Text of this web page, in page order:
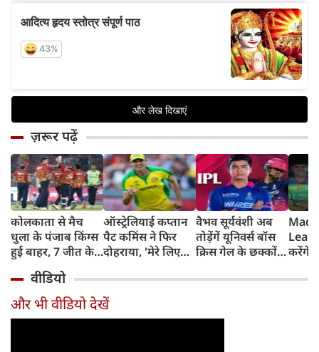
ज़रूर पढ़ें
कोलकाता से मैच
धुला के पंजाब किंग्स
हुई बाहर, 7 जीत के
ऑस्ट्रेलियाई कप्तान
पैट कमिंस ने फिर
दोहराया, 'मेरे लिए
वैभव सूर्यवंशी अब
तोड़ेंगें यूनिवर्स बॉस
क्रिस गेल के छक्कों
करेंगे
टीम में
वीडियो
और भी वीडियो देखें